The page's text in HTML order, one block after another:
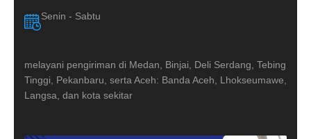
Senin - Sabtu
melayani pengiriman di Medan, Binjai, Deli Serdang, Tebing
Tinggi, Pekanbaru, serta Aceh: Banda Aceh, Lhokseumawe,
Langsa, dan kota sekitar